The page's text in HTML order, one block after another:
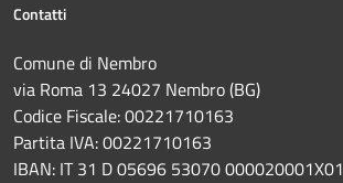
Contatti
Comune di Nembro
via Roma 13 24027 Nembro (BG)
Codice Fiscale: 00221710163
Partita IVA: 00221710163
IBAN: IT 31 D 05696 53070 000020001X01